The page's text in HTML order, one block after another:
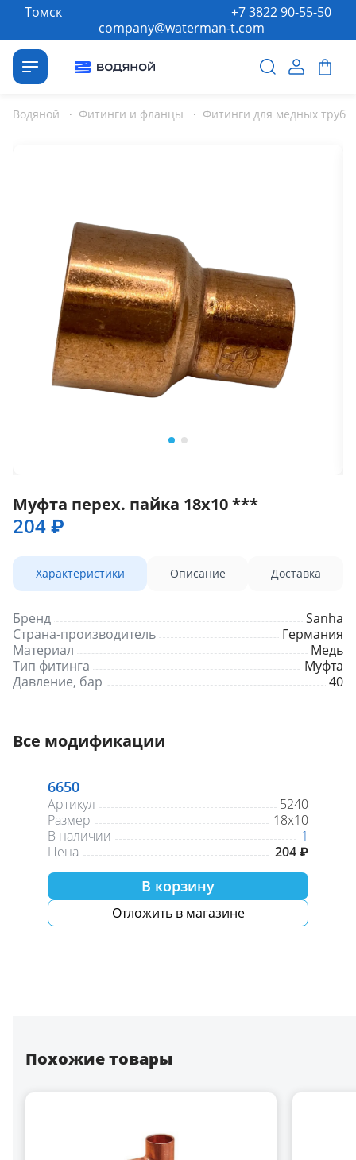
Томск
company@waterman-t.com
+7 3822 90-55-50
Водяной · Фитинги и фланцы · Фитинги для медных труб
Муфта перех. пайка 18х10 ***
204 ₽
Характеристики Описание Доставка
Бренд
Sanha
Страна-производитель
Германия
Материал
Медь
Тип фитинга
Муфта
Давление, бар
40
Все модификации
6650
Артикул
5240
Размер
18x10
В наличии
1
Цена
204 ₽
В корзину
Отложить в магазине
Похожие товары